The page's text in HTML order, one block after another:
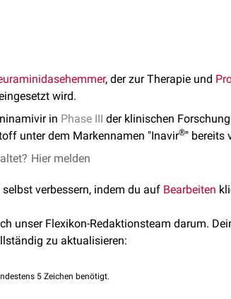
, der zur Therapie und
wird.
in Phase III der klinischen
unter dem Markennamen "Inavir®" bereits
Hier melden
verbessern, indem du auf Bearbeiten
unser Flexikon-Redaktionsteam darum.
zu aktualisieren:
5 Zeichen benötigt.